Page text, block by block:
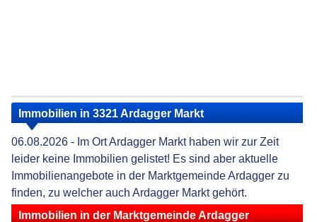
Immobilien in 3321 Ardagger Markt
06.08.2026 - Im Ort Ardagger Markt haben wir zur Zeit
leider keine Immobilien gelistet! Es sind aber aktuelle
Immobilienangebote in der Marktgemeinde Ardagger zu
finden, zu welcher auch Ardagger Markt gehört.
Immobilien in der Marktgemeinde Ardagger